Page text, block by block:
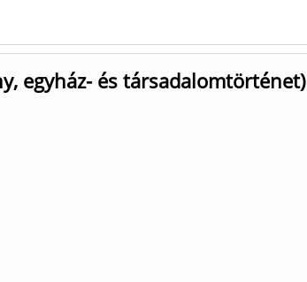
egyház- és társadalomtörténet)